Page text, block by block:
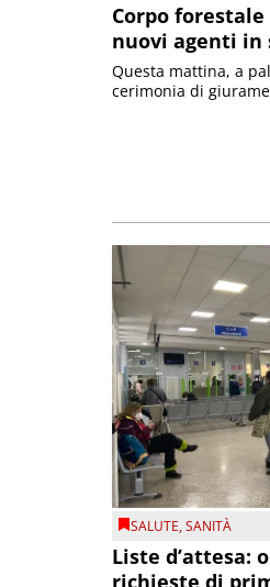
Corpo forestale
nuovi agenti in
Questa mattina, a
cerimonia di
SALUTE,SANITÀ
Liste d’attesa:
richieste di